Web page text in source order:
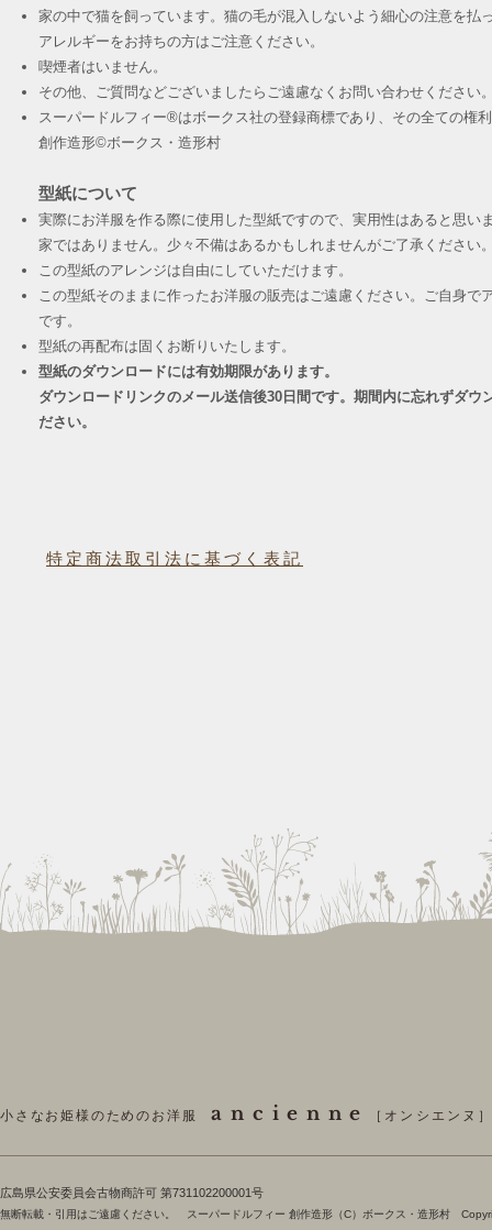
家の中で猫を飼っています。猫の毛が混入しないよう細心の注意を払
アレルギーをお持ちの方はご注意ください。
喫煙者はいません。
その他、ご質問などございましたらご遠慮なくお問い合わせください
スーパードルフィー®︎はボークス社の登録商標であり、その全ての権
創作造形©︎ボークス・造形村
型紙について
実際にお洋服を作る際に使用した型紙ですので、実用性はあると思い
家ではありません。少々不備はあるかもしれませんがご了承ください
この型紙のアレンジは自由にしていただけます。
この型紙そのままに作ったお洋服の販売はご遠慮ください。ご自身で
です。
​型紙の再配布は固くお断りいたします。
型紙のダウンロードには有効期限があります。
ダウンロードリンクのメール送信後30日間です。期間内に忘れずダウ
ださい。
特定商法取引法に基づく表記
小さなお姫様のためのお洋服 ancienne ［オンシエンヌ
​広島県公安委員会古物商許可 第731102200001号
無断転載・引用はご遠慮ください。 スーパードルフィー 創作造形（C）ボークス・造形村